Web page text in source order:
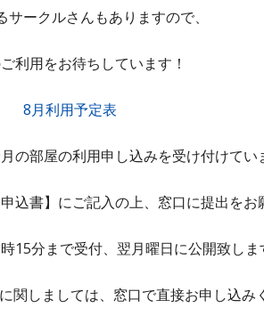
ークルさんもありますので、
利用をお待ちしています！
8月利用予定表
の部屋の利用申し込みを受け付けてい
込書】にご記入の上、窓口に提出をお
15分まで受付、翌月曜日に公開致しま
関しましては、窓口で直接お申し込み